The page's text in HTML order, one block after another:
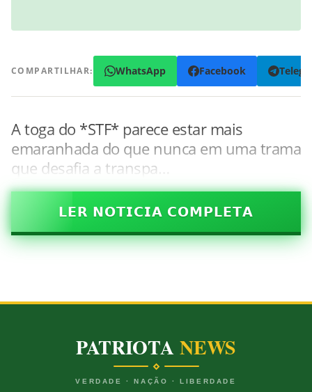
COMPARTILHAR: WhatsApp Facebook
A toga do *STF* parece estar mais
emaranhada do que nunca em uma trama
que desafia a transpa…
𝗟𝗘𝗥 𝗡𝗢𝗧𝗜𝗖𝗜𝗔 𝗖𝗢𝗠𝗣𝗟𝗘𝗧𝗔
PATRIOTANEWS
VERDADE · NAÇÃO · LIBERDADE